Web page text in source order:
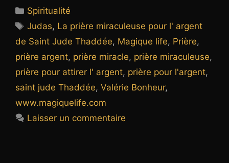
Catégories
Spiritualité
Étiquettes
Judas, La prière miraculeuse pour l' argent
de Saint Jude Thaddée, Magique life, Prière,
prière argent, prière miracle, prière miraculeuse,
prière pour attirer l' argent, prière pour l'argent,
saint jude Thaddée, Valérie Bonheur,
www.magiquelife.com
Laisser un commentaire